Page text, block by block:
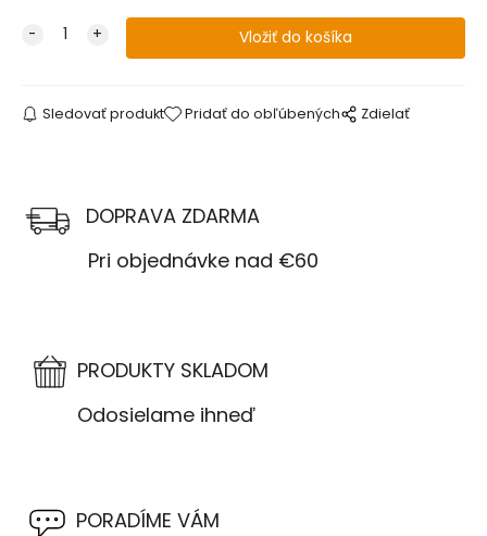
Sledovať produkt Pridať do obľúbených Zdielať
DOPRAVA ZDARMA
Pri objednávke nad €60
PRODUKTY SKLADOM
Odosielame ihneď
PORADÍME VÁM